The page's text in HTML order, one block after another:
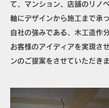
て、マンション、店舗のリノ
軸にデザインから施工まで承
自社の強みである、木工造作
お客様のアイディアを実現さ
ンのご提案をさせていただきま